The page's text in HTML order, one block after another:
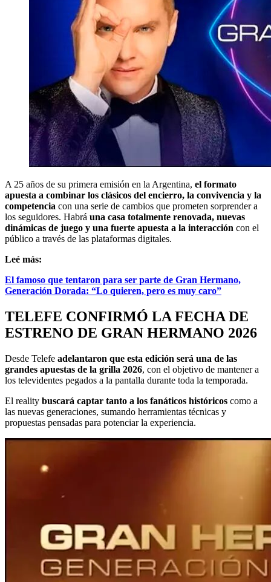
A 25 años de su primera emisión en la Argentina, el formato
apuesta a combinar los clásicos del encierro, la convivencia y la
competencia con una serie de cambios que prometen sorprender a
los seguidores. Habrá una casa totalmente renovada, nuevas
dinámicas de juego y una fuerte apuesta a la interacción con el
público a través de las plataformas digitales.
Leé más:
El famoso que tentaron para ser parte de Gran Hermano,
Generación Dorada: “Lo quieren, pero es muy caro”
TELEFE CONFIRMÓ LA FECHA DE
ESTRENO DE GRAN HERMANO 2026
Desde Telefe adelantaron que esta edición será una de las
grandes apuestas de la grilla 2026, con el objetivo de mantener a
los televidentes pegados a la pantalla durante toda la temporada.
El reality buscará captar tanto a los fanáticos históricos como a
las nuevas generaciones, sumando herramientas técnicas y
propuestas pensadas para potenciar la experiencia.